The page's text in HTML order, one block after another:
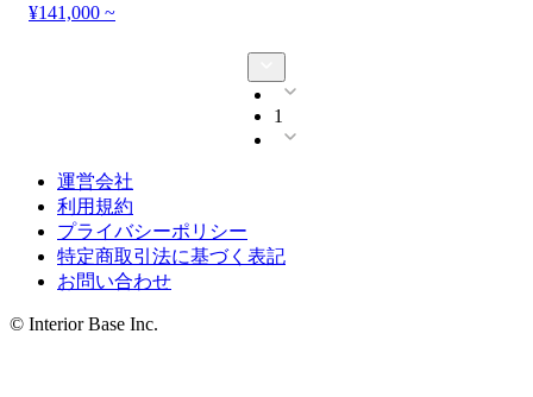
¥141,000 ~
1
運営会社
利用規約
プライバシーポリシー
特定商取引法に基づく表記
お問い合わせ
© Interior Base Inc.